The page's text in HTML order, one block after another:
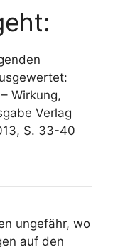
Wirkung,
Verlag
S. 33-40
ungefähr, wo
auf den